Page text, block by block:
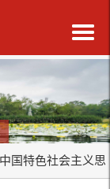
国特色社会主义思